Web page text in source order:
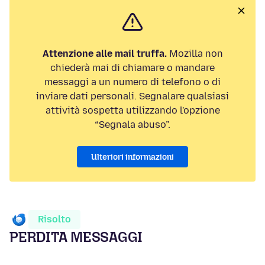
Attenzione alle mail truffa.Mozilla non
chiederà mai di chiamare o mandare
messaggi a un numero di telefono o di
inviare dati personali. Segnalare qualsiasi
attività sospetta utilizzando l'opzione
“Segnala abuso”.
Ulteriori informazioni
Risolto
PERDITA MESSAGGI